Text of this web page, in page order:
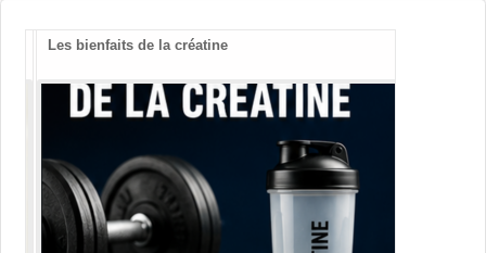
Les bienfaits de la créatine